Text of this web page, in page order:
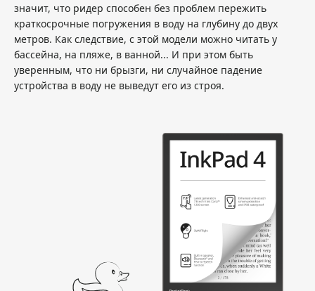
значит, что ридер способен без проблем пережить
краткосрочные погружения в воду на глубину до двух
метров. Как следствие, с этой модели можно читать у
бассейна, на пляже, в ванной... И при этом быть
уверенным, что ни брызги, ни случайное падение
устройства в воду не выведут его из строя.